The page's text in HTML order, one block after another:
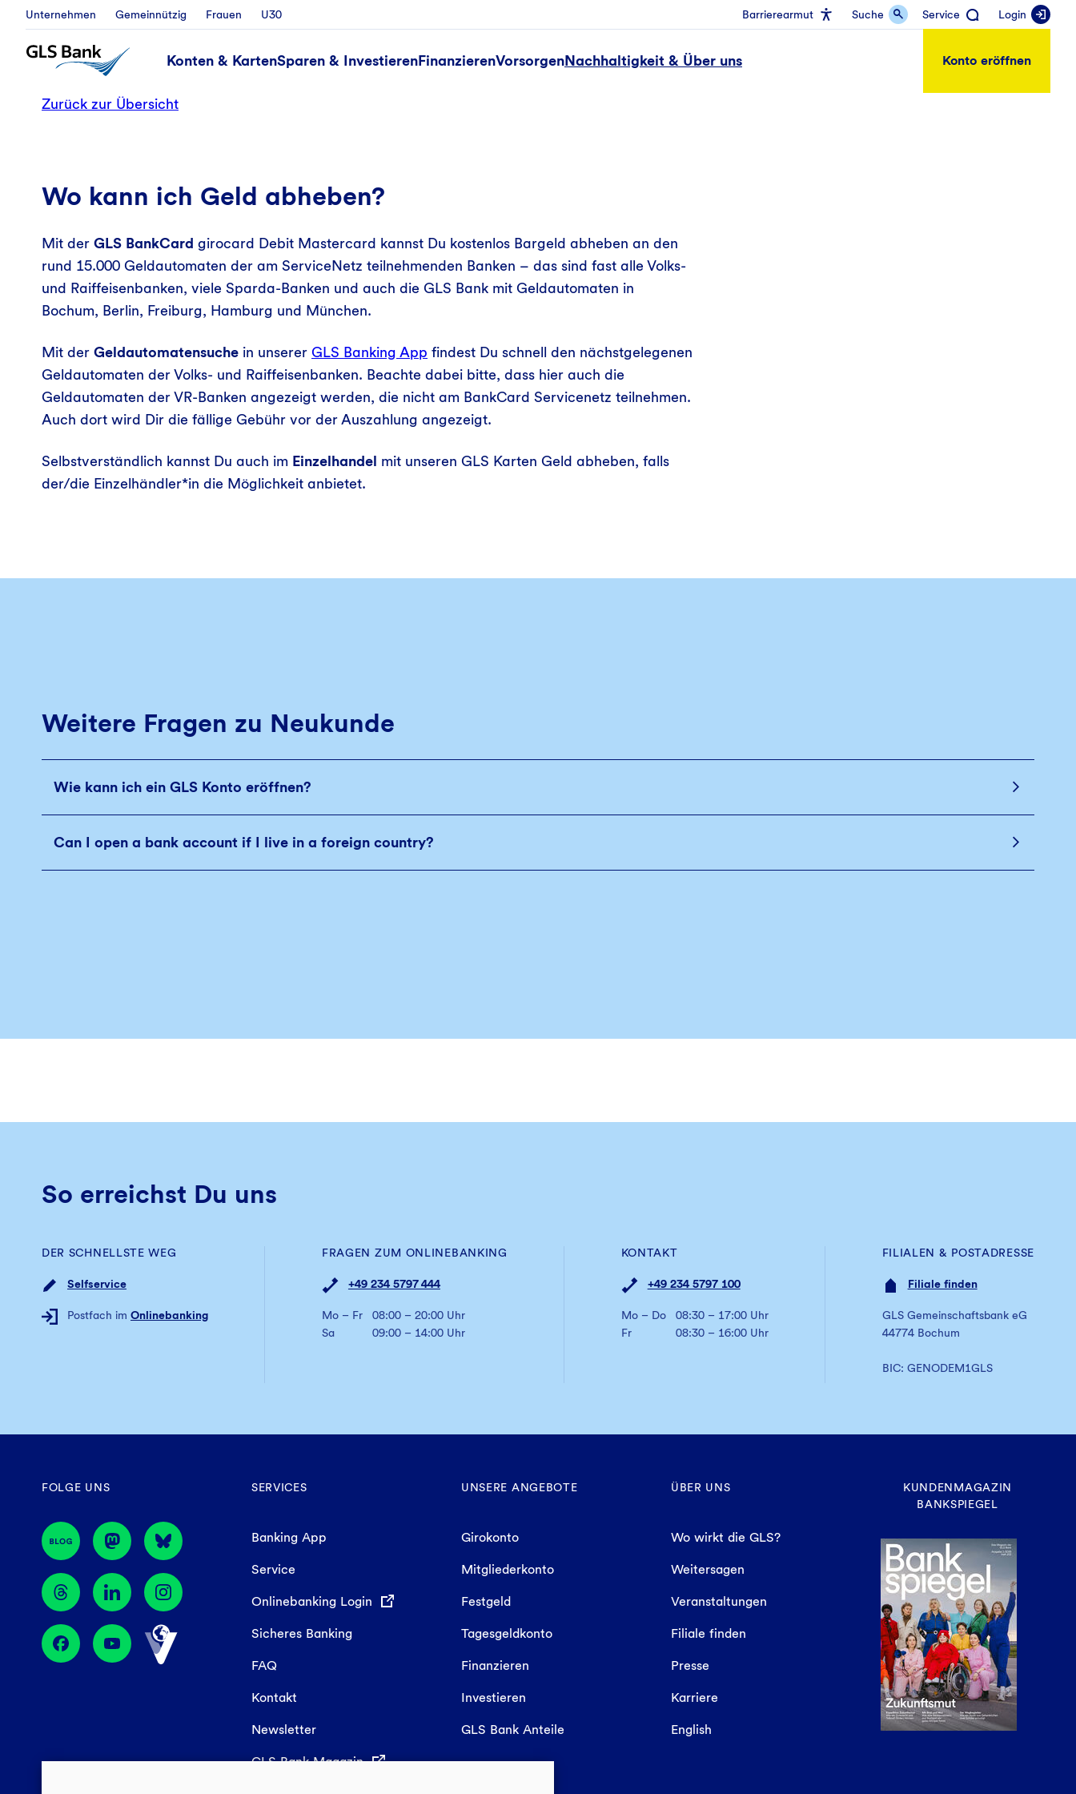
Unternehmen Gemeinnützig Frauen U30 Barrierearmut Suche Service Login
Konten & KartenSparen & InvestierenFinanzierenVorsorgenNachhaltigkeit & Über uns Konto eröffnen
Zurück zur Übersicht
Wo kann ich Geld abheben?
Mit der GLS BankCard girocard Debit Mastercard kannst Du kostenlos Bargeld abheben an den
rund 15.000 Geldautomaten der am ServiceNetz teilnehmenden Banken – das sind fast alle Volks-
und Raiffeisenbanken, viele Sparda-Banken und auch die GLS Bank mit Geldautomaten in
Bochum, Berlin, Freiburg, Hamburg und München.
Mit der Geldautomatensuche in unserer GLS Banking App findest Du schnell den nächstgelegenen
Geldautomaten der Volks- und Raiffeisenbanken. Beachte dabei bitte, dass hier auch die
Geldautomaten der VR-Banken angezeigt werden, die nicht am BankCard Servicenetz teilnehmen.
Auch dort wird Dir die fällige Gebühr vor der Auszahlung angezeigt.
Selbstverständlich kannst Du auch im Einzelhandel mit unseren GLS Karten Geld abheben, falls
der/die Einzelhändler*in die Möglichkeit anbietet.
Weitere Fragen zu Neukunde
Wie kann ich ein GLS Konto eröffnen?
Can I open a bank account if I live in a foreign country?
So erreichst Du uns
DER SCHNELLSTE WEG
Selfservice
Postfach im Onlinebanking
FRAGEN ZUM ONLINEBANKING
+49 234 5797 444
Mo – Fr
08:00 – 20:00 Uhr
Sa
09:00 – 14:00 Uhr
KONTAKT
+49 234 5797 100
Mo – Do
08:30 – 17:00 Uhr
Fr
08:30 – 16:00 Uhr
FILIALEN & POSTADRESSE
Filiale finden
GLS Gemeinschaftsbank eG
44774 Bochum
BIC: GENODEM1GLS
FOLGE UNS SERVICES
Banking App
Service
Onlinebanking Login
Sicheres Banking
FAQ
Kontakt
Newsletter
GLS Bank Magazin
UNSERE ANGEBOTE
Girokonto
Mitgliederkonto
Festgeld
Tagesgeldkonto
Finanzieren
Investieren
GLS Bank Anteile
ÜBER UNS
Wo wirkt die GLS?
Weitersagen
Veranstaltungen
Filiale finden
Presse
Karriere
English
KUNDENMAGAZIN
BANKSPIEGEL